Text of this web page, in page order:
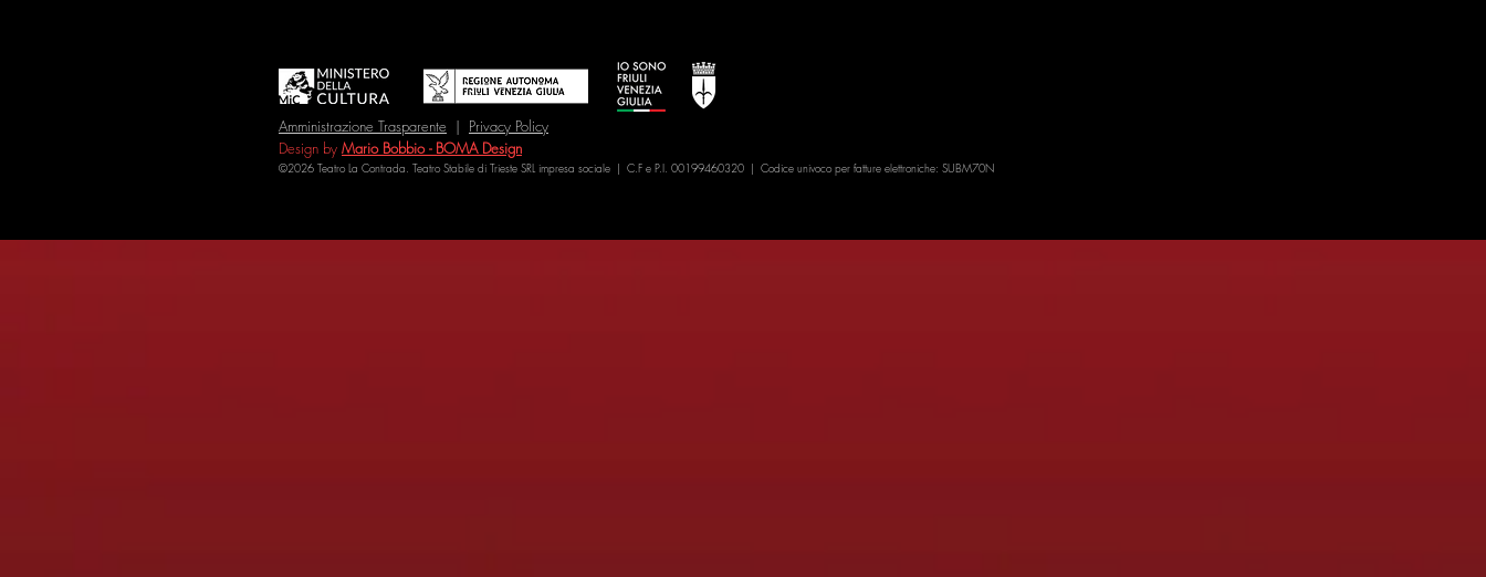
Amministrazione Trasparente | Privacy Policy
Design by Mario Bobbio - BOMA Design
©2026 Teatro La Contrada. Teatro Stabile di Trieste SRL impresa sociale | C.F e P.I. 00199460320 | Codice univoco per fatture elettroniche: SUBM70N